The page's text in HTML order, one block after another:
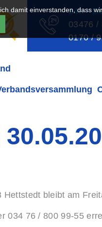
damit einverstanden, dass
24h -
03476 /
0170 /
bleibt am
034 76 / 800 99-55